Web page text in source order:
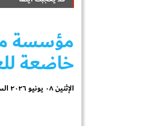
مؤسسة
خاضعة
الإثنين ٠٨ يونيو ٢٠٢٦ الساعة ١١:١٦ مساءً